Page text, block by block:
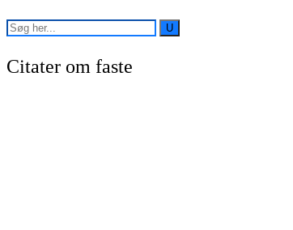
Citater om faste